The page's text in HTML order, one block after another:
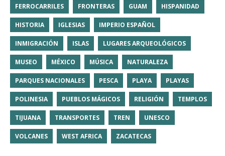
FERROCARRILES FRONTERAS GUAM HISPANIDAD
HISTORIA IGLESIAS IMPERIO ESPAÑOL
INMIGRACIÓN ISLAS LUGARES ARQUEOLÓGICOS
MUSEO MÉXICO MÚSICA NATURALEZA
PARQUES NACIONALES PESCA PLAYA PLAYAS
POLINESIA PUEBLOS MÁGICOS RELIGIÓN TEMPLOS
TIJUANA TRANSPORTES TREN UNESCO
VOLCANES WEST AFRICA ZACATECAS